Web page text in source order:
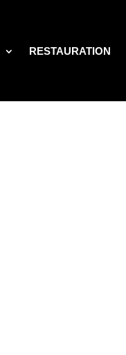
RESTAURATION